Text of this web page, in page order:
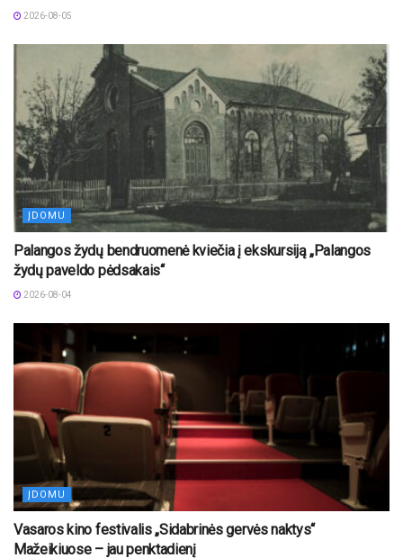
2026-08-05
ĮDOMU
Palangos žydų bendruomenė kviečia į ekskursiją „Palangos
žydų paveldo pėdsakais“
2026-08-04
ĮDOMU
Vasaros kino festivalis „Sidabrinės gervės naktys“
Mažeikiuose – jau penktadienį